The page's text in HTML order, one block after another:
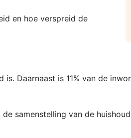
en hoe verspreid de
Daarnaast is 11% van de
samenstelling van de